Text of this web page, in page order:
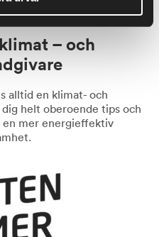
– och
alltid en klimat- och
helt oberoende tips och
en mer energieffektiv